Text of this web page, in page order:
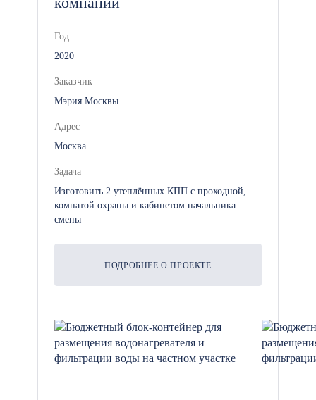
Медицинское оборудование:
для хранения медикаментов и
инструментов.
Электрическое оборудование:
подключения медицинского
оборудования.
Вентиляция и
кондиционирование: Для
микроклимата в помещении.
Система водоснабжения и
Год
2020
Заказчик
Мэрия Москвы
Адрес
Москва
Задача
Изготовить 2 утеплённых КПП с проходной,
комнатой охраны и кабинетом начальника
смены
ПОДРОБНЕЕ О ПРОЕКТЕ